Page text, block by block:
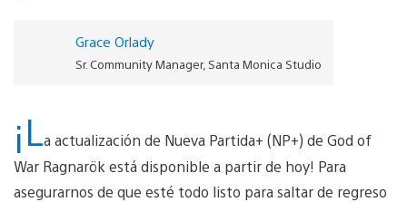
Grace Orlady
Sr. Community Manager, Santa Monica Studio
¡La actualización de Nueva Partida+ (NP+) de God of
War Ragnarök está disponible a partir de hoy! Para
asegurarnos de que esté todo listo para saltar de regreso